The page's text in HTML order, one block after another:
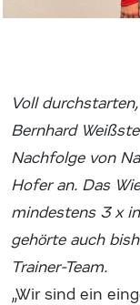
Voll
Bernhard
Nachfolge von
Hofer an. Das
mindestens 3 x
gehörte auch
Trainer-Team.
„Wir sind ein